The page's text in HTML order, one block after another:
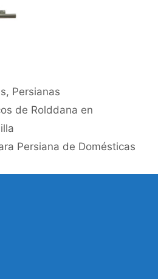
, Persianas
de Rolddana en
Persiana de Domésticas